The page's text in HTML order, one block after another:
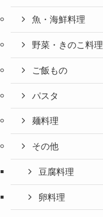
魚・海鮮料理
野菜・きのこ料理
ご飯もの
パスタ
麺料理
その他
豆腐料理
卵料理